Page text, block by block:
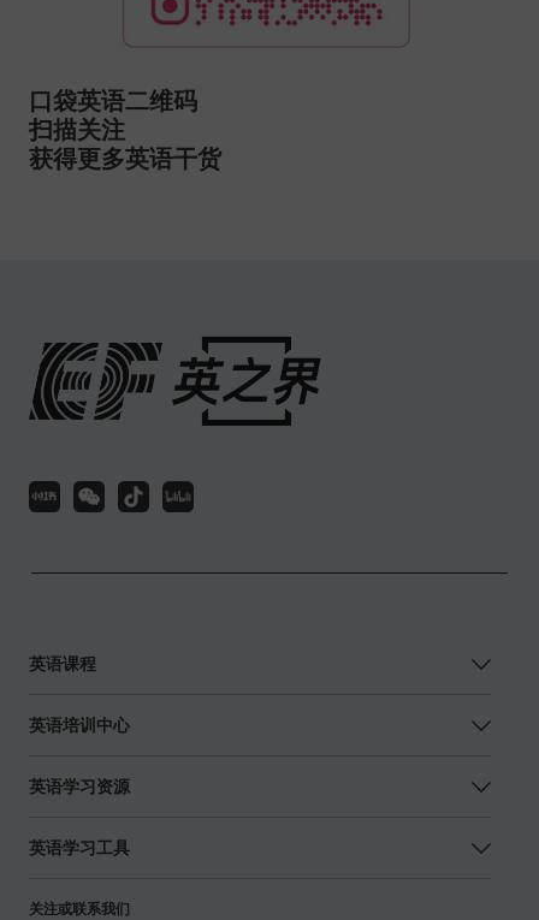
口袋英语二维码
扫描关注
获得更多英语干货
英语课程
英语培训中心
英语学习资源
英语学习工具
关注或联系我们